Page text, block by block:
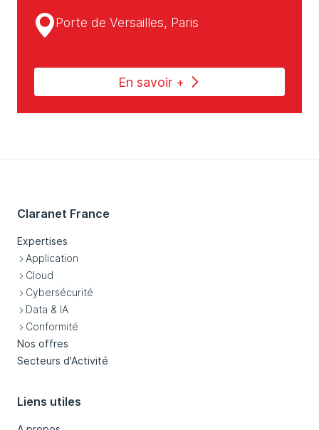
Porte de Versailles, Paris
En savoir +
Claranet France
Expertises
Application
Cloud
Cybersécurité
Data & IA
Conformité
Nos offres
Secteurs d'Activité
Liens utiles